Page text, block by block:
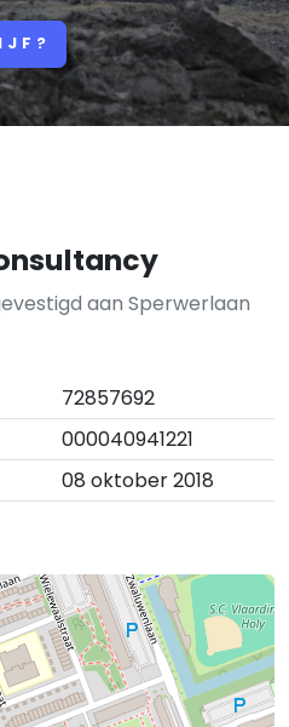
aan Sperwerlaan
72857692
000040941221
08 oktober 2018